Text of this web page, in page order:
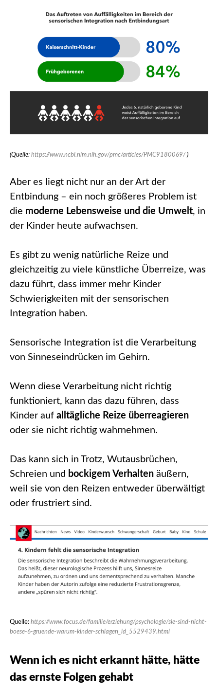
(Quelle: https://www.ncbi.nlm.nih.gov/pmc/articles/PMC9180069/)
Aber es liegt nicht nur an der Art der
Entbindung – ein noch größeres Problem ist
die moderne Lebensweise und die Umwelt, in
der Kinder heute aufwachsen.
Es gibt zu wenig natürliche Reize und
gleichzeitig zu viele künstliche Überreize, was
dazu führt, dass immer mehr Kinder
Schwierigkeiten mit der sensorischen
Integration haben.
Sensorische Integration ist die Verarbeitung
von Sinneseindrücken im Gehirn.
Wenn diese Verarbeitung nicht richtig
funktioniert, kann das dazu führen, dass
Kinder auf alltägliche Reize überreagieren
oder sie nicht richtig wahrnehmen.
Das kann sich in Trotz, Wutausbrüchen,
Schreien und bockigem Verhalten äußern,
weil sie von den Reizen entweder überwältigt
oder frustriert sind.
Quelle: https://www.focus.de/familie/erziehung/psychologie/sie-sind-nicht-
boese-6-gruende-warum-kinder-schlagen_id_5529439.html
Wenn ich es nicht erkannt hätte, hätte
das ernste Folgen gehabt